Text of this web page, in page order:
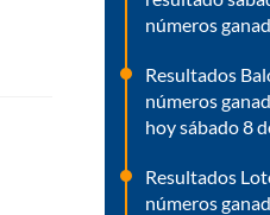
números
Resultados
números
hoy sábado 8
Resultados
números